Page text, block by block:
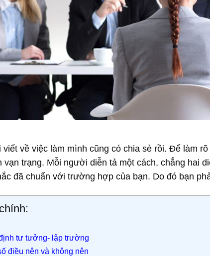
viết về việc làm mình cũng có chia sẻ rồi. Để làm
vạn trạng. Mỗi người diễn tả một cách, chẳng hai
đã chuẩn với trường hợp của bạn. Do đó bạn
tư tưởng- lập trường
điều nên và không nên